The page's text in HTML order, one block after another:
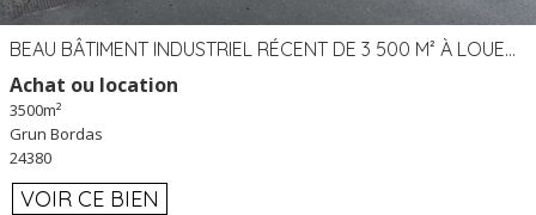
BEAU BÂTIMENT INDUSTRIEL RÉCENT DE 3 500 M² À LOUER OU VENDRE PROCHE PÉRIGUEUX (24)
Achat ou location
3500m²
Grun Bordas
24380
VOIR CE BIEN